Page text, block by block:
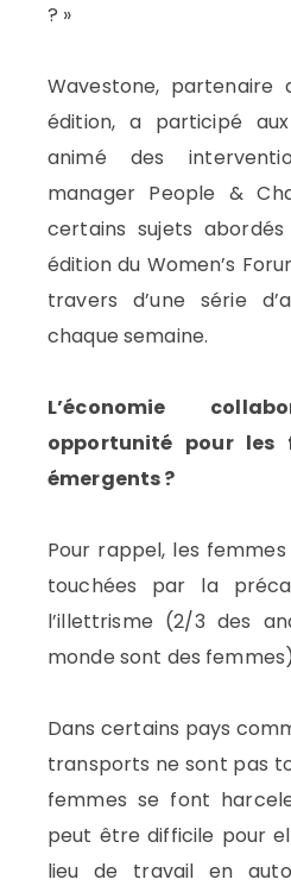
? »
Wavestone, partenaire
édition, a participé
animé des
manager People &
certains sujets
édition du Women’s
travers d’une série
chaque semaine.
L’économie
opportunité pour les
émergents ?
Pour rappel, les
touchées par la
l’illettrisme (2/3 des
monde sont des
Dans certains pays
transports ne sont pas
femmes se font
peut être difficile pour
lieu de travail en